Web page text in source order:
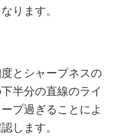
ります。
度とシャープネスの
半分の直線のライ
プ過ぎることによ
します。